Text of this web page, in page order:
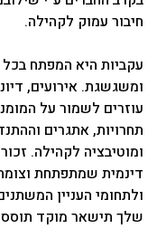
חיבור עמוק לקהילה.
עקביות היא המפתח
ומשגשגת. אירועים,
עוזרים לשמור על
תחרויות, אתגרים
ומוטיבציה לקהילה.
דינמית שמתפתחת
ולתחומי העניין
שלך תישאר מוקד תוסס